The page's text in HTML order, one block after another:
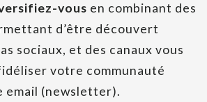
vous en combinant des
d’être découvert
sociaux, et des canaux vous
votre communauté
email (newsletter).